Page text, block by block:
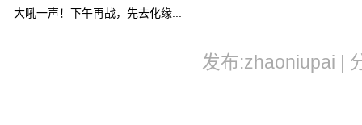
大吼一声！下午再战，先去化缘...
发布:zhaoniupai |